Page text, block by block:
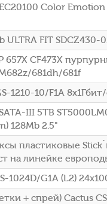
Color
ULTRA FIT SDCZ430-
CF473X
681dh/681f
1210-10/F1A
III 5TB
128Mb 2.5"
пластиковые
на линейке
1024D/G1A (L2)
+ спрей) Cactus